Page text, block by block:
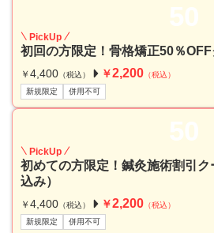
50
PickUp
初回の方限定！骨格矯正50％OFF
￥ 4,400 （税込） ￥2,200 （税込）
新規限定
併用不可
50
PickUp
初めての方限定！鍼灸施術割引
込み）
￥ 4,400 （税込） ￥2,200 （税込）
新規限定
併用不可